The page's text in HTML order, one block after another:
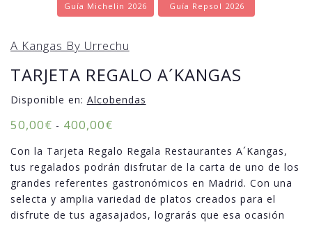
Guía Michelin 2026
Guía Repsol 2026
A Kangas By Urrechu
TARJETA REGALO A´KANGAS
Disponible en: Alcobendas
50,00€ - 400,00€
Con la Tarjeta Regalo Regala Restaurantes A´Kangas,
tus regalados podrán disfrutar de la carta de uno de los
grandes referentes gastronómicos en Madrid. Con una
selecta y amplia variedad de platos creados para el
disfrute de tus agasajados, lograrás que esa ocasión